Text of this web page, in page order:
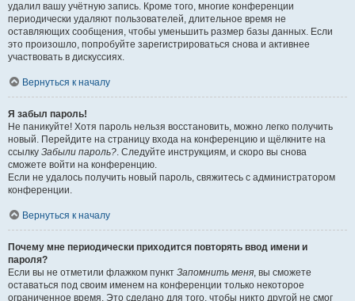
удалил вашу учётную запись. Кроме того, многие конференции
периодически удаляют пользователей, длительное время не
оставляющих сообщения, чтобы уменьшить размер базы данных. Если
это произошло, попробуйте зарегистрироваться снова и активнее
участвовать в дискуссиях.
Вернуться к началу
Я забыл пароль!
Не паникуйте! Хотя пароль нельзя восстановить, можно легко получить
новый. Перейдите на страницу входа на конференцию и щёлкните на
ссылку Забыли пароль?. Следуйте инструкциям, и скоро вы снова
сможете войти на конференцию.
Если не удалось получить новый пароль, свяжитесь с администратором
конференции.
Вернуться к началу
Почему мне периодически приходится повторять ввод имени и
пароля?
Если вы не отметили флажком пункт Запомнить меня, вы сможете
оставаться под своим именем на конференции только некоторое
ограниченное время. Это сделано для того, чтобы никто другой не смог